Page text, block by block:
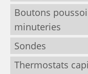
Boutons
minuteries
Sondes
Thermostats